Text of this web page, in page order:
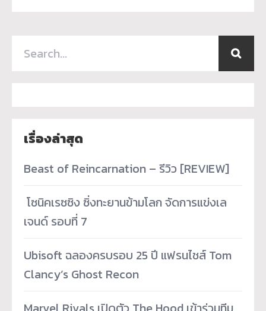
เรื่องล่าสุด
Beast of Reincarnation – รีวิว [REVIEW]
­ โซนิคเรซซิง ซิ่งทะยานข้ามโลก จัดการแข่งเล
เจนด์ รอบที่ 7
Ubisoft ฉลองครบรอบ 25 ปี แฟรนไชส์ Tom
Clancy’s Ghost Recon